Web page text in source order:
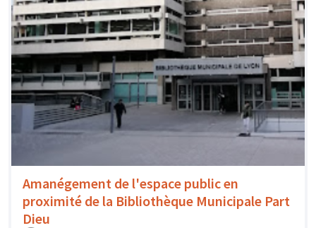
Amanégement de l'espace public en
proximité de la Bibliothèque Municipale Part
Dieu